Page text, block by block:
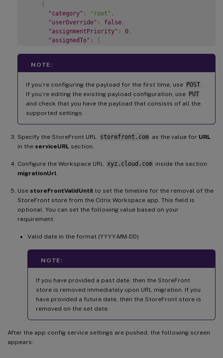
{
"category" : "root" ,
"userOverride" : false ,
"assignmentPriority" : 0 ,
"assignedTo" :
"settings"
"name": "Hide advanced preferences",
"value":
false
}
]
}
}
NOTE:
If you’re configuring the payload for the first time, use POST .
If you’re editing the existing payload configuration, use PUT
and check that you have the payload that consists of all the
supported settings.
Specify the StoreFront URL storefront.com as the value for URL
in the serviceURL section.
Configure the Workspace URL xyz.cloud.com inside the section
migrationUrl.
Use storeFrontValidUntil to set the timeline for the removal of the
StoreFront store from the Citrix Workspace app. This field is
optional. You can set the following value based on your
requirement:
Valid date in the format (YYYY-MM-DD)
NOTE:
If you have provided a past date, then the StoreFront
store is removed immediately upon URL migration. If you
have provided a future date, then the StoreFront store is
removed on the set date.
After the app config service settings are pushed, the following screen
appears: